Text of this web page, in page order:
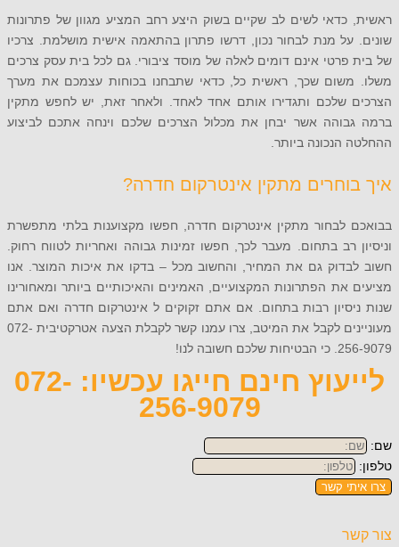
כדאי לשים לב שקיים בשוק היצע רחב המציע מגוון של פתרונות
על מנת לבחור נכון, דרשו פתרון בהתאמה אישית מושלמת. צרכיו
פרטי אינם דומים לאלה של מוסד ציבורי. גם לכל בית עסק צרכים
שכך, ראשית כל, כדאי שתבחנו בכוחות עצמכם את מערך
שלכם ותגדירו אותם אחד לאחד. ולאחר זאת, יש לחפש מתקין
אשר יבחן את מכלול הצרכים שלכם וינחה אתכם לביצוע
הנכונה ביותר.
מתקין אינטרקום חדרה?
לבחור מתקין אינטרקום חדרה, חפשו מקצוענות בלתי מתפשרת
רב בתחום. מעבר לכך, חפשו זמינות גבוהה ואחריות לטווח רחוק.
גם את המחיר, והחשוב מכל – בדקו את איכות המוצר. אנו
את הפתרונות המקצועיים, האמינים והאיכותיים ביותר ומאחורינו
רבות בתחום. אם אתם זקוקים ל אינטרקום חדרה ואם אתם
מעוניינים לקבל את המיטב, צרו עמנו קשר לקבלת הצעה אטרקטיבית 072-
לנו!
לייעוץ חינם חייגו עכשיו: 072-
256-9079
קשר